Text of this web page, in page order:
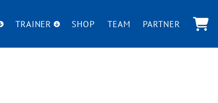
TRAINER SHOP TEAM PARTNER